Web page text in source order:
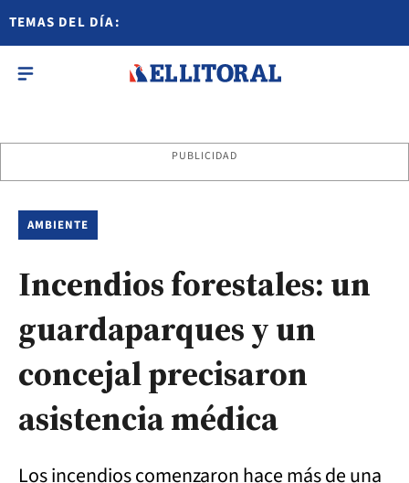
TEMAS DEL DÍA:
PUBLICIDAD
AMBIENTE
Incendios forestales: un
guardaparques y un
concejal precisaron
asistencia médica
Los incendios comenzaron hace más de una